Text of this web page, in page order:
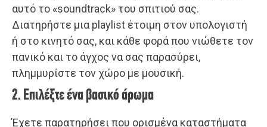
αυτό το «soundtrack» του σπιτιού σας.
Διατηρήστε μια playlist έτοιμη στον υπολογιστή
ή στο κινητό σας, και κάθε φορά που νιώθετε τον
πανικό και το άγχος να σας παρασύρει,
πλημμυρίστε τον χώρο με μουσική.
2. Επιλέξτε ένα βασικό άρωμα
Έχετε παρατηρήσει που ορισμένα καταστήματα